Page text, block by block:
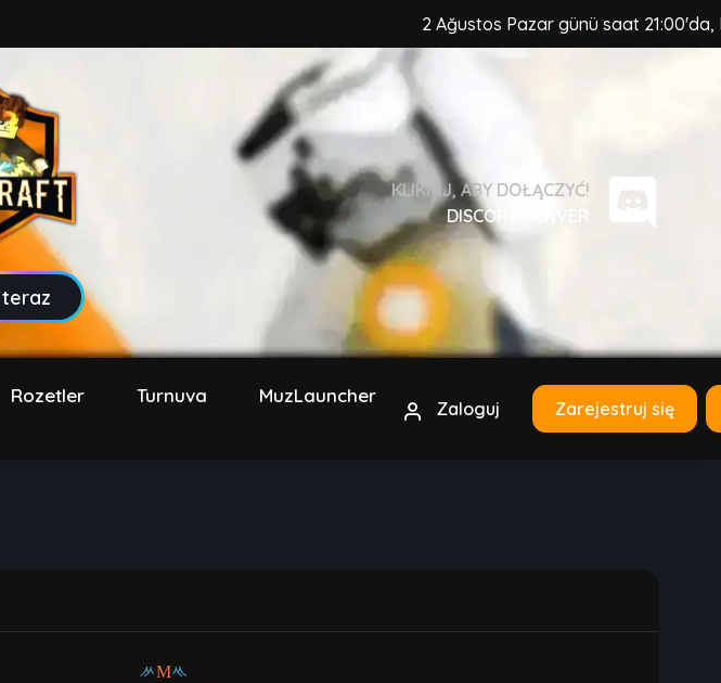
2 Ağustos Pazar günü saat 21:00'da, MuzCraft Client
KLIKNIJ, ABY DOŁĄCZYĆ!
DISCORD SERVER
Zaloguj Zarejestruj się
Rozetler Turnuva MuzLauncher
ᄽMᄿ